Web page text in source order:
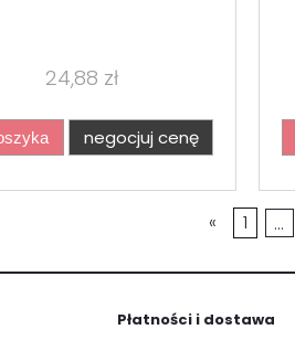
24,88 zł
negocjuj cenę
« 1 ...
Płatności i dostawa